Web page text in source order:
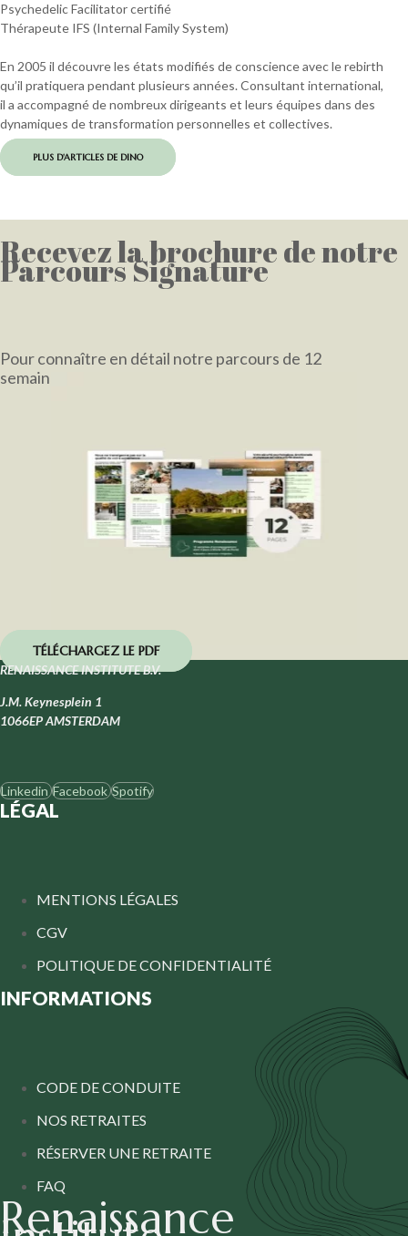
Psychedelic Facilitator certifié
Thérapeute IFS (Internal Family System)
En 2005 il découvre les états modifiés de conscience avec le rebirth
qu’il pratiquera pendant plusieurs années. Consultant international,
il a accompagné de nombreux dirigeants et leurs équipes dans des
dynamiques de transformation personnelles et collectives.
PLUS D'ARTICLES DE DINO
Recevez la brochure de notre
Parcours Signature
Pour connaître en détail notre parcours de 12
semaines
TÉLÉCHARGEZ LE PDF
RENAISSANCE INSTITUTE B.V.
J.M. Keynesplein 1
1066EP AMSTERDAM
Linkedin Facebook Spotify
LÉGAL
MENTIONS LÉGALES
CGV
POLITIQUE DE CONFIDENTIALITÉ
INFORMATIONS
CODE DE CONDUITE
NOS RETRAITES
RÉSERVER UNE RETRAITE
FAQ
Renaissance